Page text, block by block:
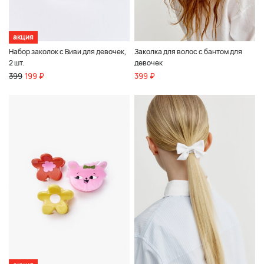
акция
Набор заколок с Виви для девочек,
2 шт.
399 199 ₽
Заколка для волос с бантом для
девочек
399 ₽